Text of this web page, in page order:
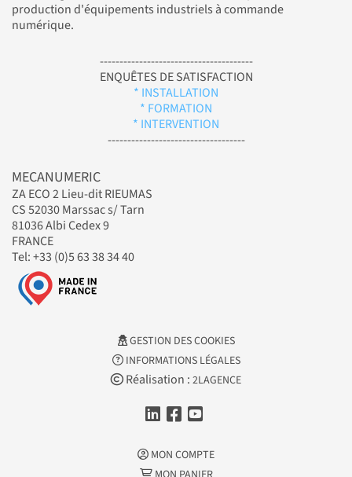
production d'équipements industriels à commande
numérique.
---------------------------------------
ENQUÊTES DE SATISFACTION
* INSTALLATION
* FORMATION
* INTERVENTION
-----------------------------------
MECANUMERIC
ZA ECO 2 Lieu-dit RIEUMAS
CS 52030 Marssac s/ Tarn
81036 Albi Cedex 9
FRANCE
Tel: +33 (0)5 63 38 34 40
GESTION DES COOKIES
INFORMATIONS LÉGALES
Réalisation : 2LAGENCE
MON COMPTE